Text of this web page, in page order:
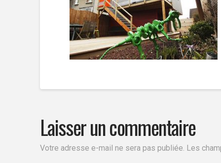
Laisser un commentaire
Votre adresse e-mail ne sera pas publiée. Les